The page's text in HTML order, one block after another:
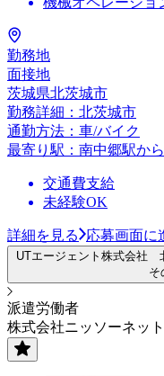
勤務地
面接地
茨城県北茨城市
勤務詳細：北茨城市
通勤方法：車/バイク
最寄り駅：南中郷駅か
交通費支給
未経験OK
詳細を見る 応募画面に
UTエージェント株式会社
そ
派遣労働者
株式会社ニッソーネッ